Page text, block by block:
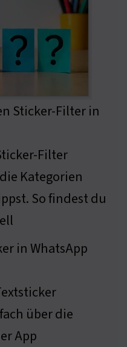
Sticker-Filter in
Filter
Kategorien
So findest du
in WhatsApp
über die
App